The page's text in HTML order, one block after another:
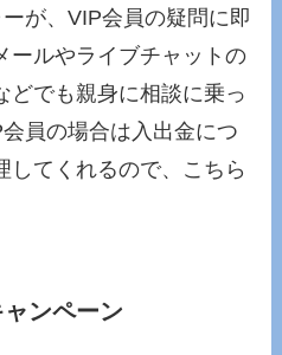
が、VIP会員の疑問に即
ールやライブチャットの
どでも親身に相談に乗っ
員の場合は入出金につ
してくれるので、こちら
ンペーン